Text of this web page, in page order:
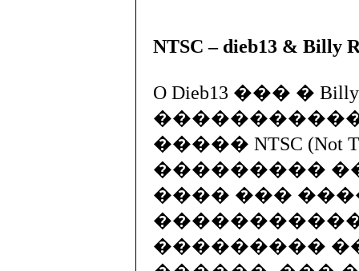
NTSC – dieb13 & Billy
O Dieb13 ��� � Billy
����� NTSC (Not
���������
���� ���
���������